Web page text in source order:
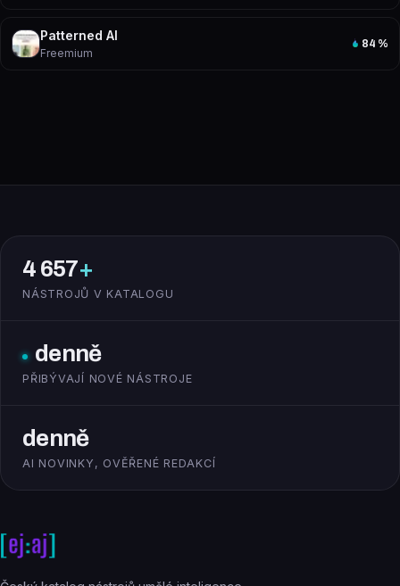
Patterned AI
Freemium
84 %
4 657+
NÁSTROJŮ V KATALOGU
denně
PŘIBÝVAJÍ NOVÉ NÁSTROJE
denně
AI NOVINKY, OVĚŘENÉ REDAKCÍ